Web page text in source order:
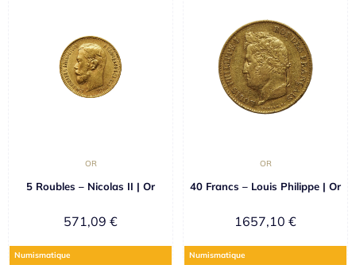
OR
5 Roubles – Nicolas II | Or
571,09 €
Numismatique
OR
40 Francs – Louis Philippe | Or
1657,10 €
Numismatique